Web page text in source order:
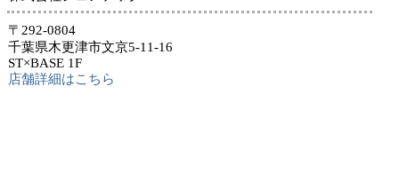
〒292-0804
千葉県木更津市文京5-11-16
ST×BASE 1F
店舗詳細はこちら